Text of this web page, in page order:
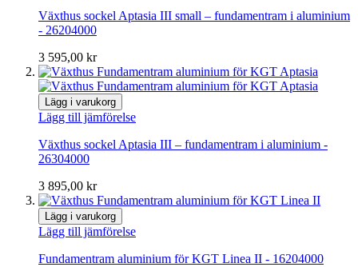
Växthus sockel Aptasia III small – fundamentram i aluminium
- 26204000
3 595,00 kr
Lägg i varukorg
Lägg till jämförelse
Växthus sockel Aptasia III – fundamentram i aluminium -
26304000
3 895,00 kr
Lägg i varukorg
Lägg till jämförelse
Fundamentram aluminium för KGT Linea II - 16204000